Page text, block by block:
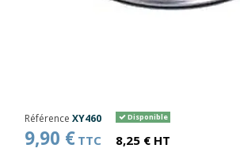
Référence XY460 Disponible
9,90 € TTC 8,25 € HT